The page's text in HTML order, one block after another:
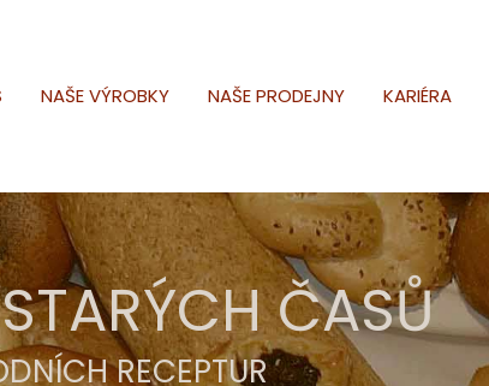
NAŠE VÝROBKY NAŠE PRODEJNY KARIÉRA
ČASŮ
RECEPTUR